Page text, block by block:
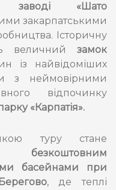
«Шато
закарпатськими
Історичну
величний замок
із найвідоміших
з неймовірними
відпочинку
«Карпатія».
туру стане
безкоштовним
басейнами при
, де теплі